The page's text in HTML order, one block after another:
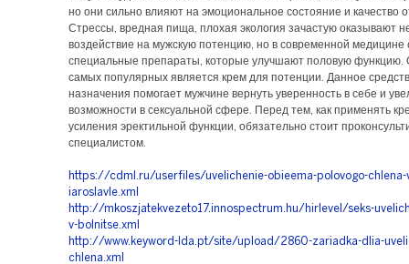
но они сильно влияют на эмоциональное состояние и качество
Стрессы, вредная пища, плохая экология зачастую оказывают
воздействие на мужскую потенцию, но в современной медицине
специальные препараты, которые улучшают половую функцию.
самых популярных является крем для потенции. Данное
назначения помогает мужчине вернуть уверенность в себе и
возможности в сексуальной сфере. Перед тем, как применять
усиления эректильной функции, обязательно стоит
специалистом.
https://cdml.ru/userfiles/uvelichenie-obieema-polovogo-chlena-
iaroslavle.xml
http://mkoszjatekvezeto17.innospectrum.hu/hirlevel/seks-
v-bolnitse.xml
http://www.keyword-lda.pt/site/upload/2860-zariadka-dlia-
chlena.xml